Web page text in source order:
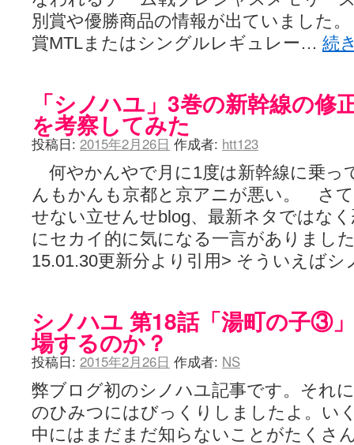
別賞や優勝商品の情報が出ていました
賞MTLまたはシングルレギュレー… 続
「シノハユ」3巻の新幹線の修
を考察してみた
投稿日: 2015年2月26日 作成者: htt123
何やかんやで月に1度は新幹線に乗っ
んもかんも京都と京アニが悪い。 さ
せない立せんせblog、最新ネタではな
にセカイ的に気になる一言がありまし
15.01.30更新分より引用> そういえば
シノハユ 第18話「湯町の子③
場するのか？
投稿日: 2015年2月26日 作成者: NS
弊ブログ初のシノハユ記事です。それ
のひみつにはびっくりしましたよ。い
中にはまだまだ知らないことがたくさ